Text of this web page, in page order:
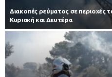
Διακοπές ρεύματος σε
Κυριακή και Δευτέρα